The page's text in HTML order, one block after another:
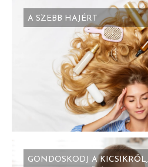
A SZEBB HAJÉRT
GONDOSKODJ A KICSIKRŐL,